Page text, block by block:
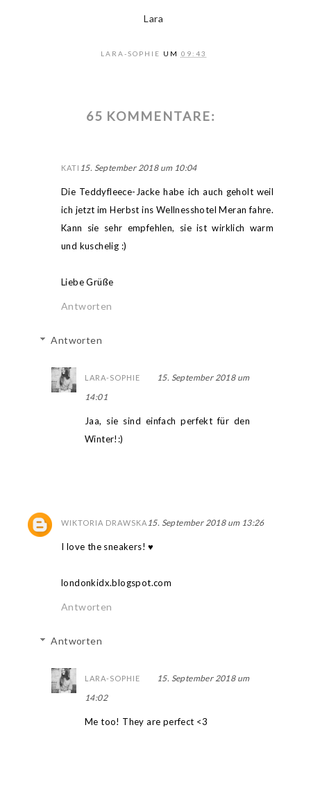
Lara
LARA-SOPHIE UM 09:43
65 KOMMENTARE:
KATI 15. September 2018 um 10:04
Die Teddyfleece-Jacke habe ich auch geholt weil
ich jetzt im Herbst ins Wellnesshotel Meran fahre.
Kann sie sehr empfehlen, sie ist wirklich warm
und kuschelig :)
Liebe Grüße
Antworten
Antworten
LARA-SOPHIE
15. September 2018 um
14:01
Jaa, sie sind einfach perfekt für den
Winter!:)
WIKTORIA DRAWSKA15. September 2018 um 13:26
I love the sneakers! ♥
londonkidx.blogspot.com
Antworten
Antworten
LARA-SOPHIE
15. September 2018 um
14:02
Me too! They are perfect <3